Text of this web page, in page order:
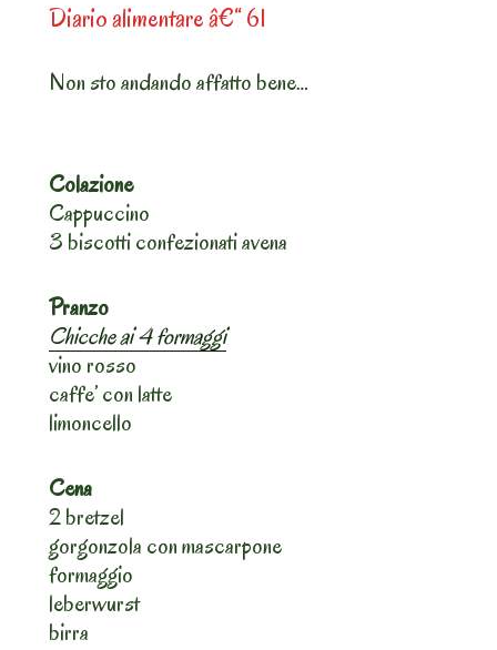
ON
Diario alimentare â€“ 61
Non sto andando affatto bene…
Colazione
Cappuccino
3 biscotti confezionati avena
Pranzo
Chicche ai 4 formaggi
vino rosso
caffe’ con latte
limoncello
Cena
2 bretzel
gorgonzola con mascarpone
formaggio
leberwurst
birra